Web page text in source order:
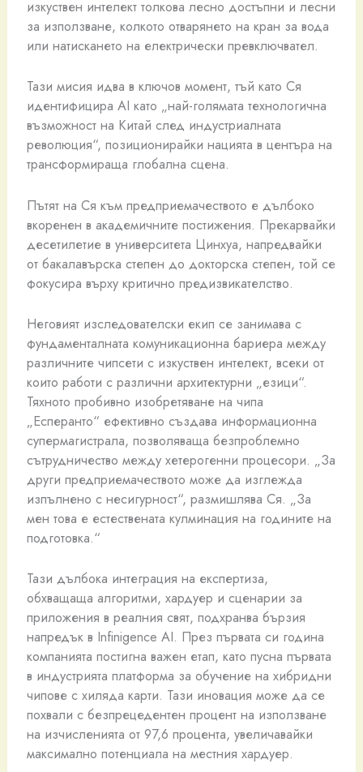
изкуствен интелект толкова лесно достъпни и лесни
за използване, колкото отварянето на кран за вода
или натискането на електрически превключвател.
Тази мисия идва в ключов момент, тъй като Ся
идентифицира AI като „най-голямата технологична
възможност на Китай след индустриалната
революция“, позиционирайки нацията в центъра на
трансформираща глобална сцена.
Пътят на Ся към предприемачеството е дълбоко
вкоренен в академичните постижения. Прекарвайки
десетилетие в университета Цинхуа, напредвайки
от бакалавърска степен до докторска степен, той се
фокусира върху критично предизвикателство.
Неговият изследователски екип се занимава с
фундаменталната комуникационна бариера между
различните чипсети с изкуствен интелект, всеки от
които работи с различни архитектурни „езици“.
Тяхното пробивно изобретяване на чипа
„Есперанто“ ефективно създава информационна
супермагистрала, позволяваща безпроблемно
сътрудничество между хетерогенни процесори. „За
други предприемачеството може да изглежда
изпълнено с несигурност“, размишлява Ся. „За
мен това е естествената кулминация на годините на
подготовка.“
Тази дълбока интеграция на експертиза,
обхващаща алгоритми, хардуер и сценарии за
приложения в реалния свят, подхранва бързия
напредък в Infinigence AI. През първата си година
компанията постигна важен етап, като пусна първата
в индустрията платформа за обучение на хибридни
чипове с хиляда карти. Тази иновация може да се
похвали с безпрецедентен процент на използване
на изчисленията от 97,6 процента, увеличавайки
максимално потенциала на местния хардуер.